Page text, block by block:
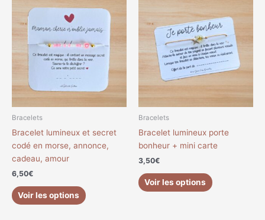
Bracelets
Bracelet lumineux et secret
codé en morse, annonce,
cadeau, amour
6,50€
Voir les options
produit
plusieurs
variations.
Les
options
peuvent
sur
la
Bracelets
Bracelet lumineux porte
bonheur + mini carte
3,50€
Voir les options
a
plusieurs
variations.
Les
options
sur
la
produit